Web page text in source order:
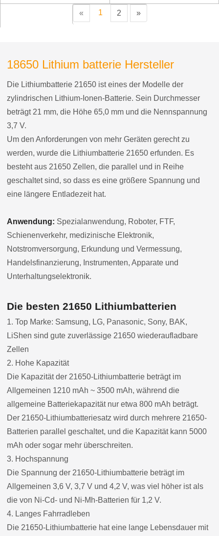
« 1 2 »
18650 Lithium batterie Hersteller
Die Lithiumbatterie 21650 ist eines der Modelle der
zylindrischen Lithium-Ionen-Batterie. Sein Durchmesser
beträgt 21 mm, die Höhe 65,0 mm und die Nennspannung
3,7 V.
Um den Anforderungen von mehr Geräten gerecht zu
werden, wurde die Lithiumbatterie 21650 erfunden. Es
besteht aus 21650 Zellen, die parallel und in Reihe
geschaltet sind, so dass es eine größere Spannung und
eine längere Entladezeit hat.
Anwendung: Spezialanwendung, Roboter, FTF,
Schienenverkehr, medizinische Elektronik,
Notstromversorgung, Erkundung und Vermessung,
Handelsfinanzierung, Instrumenten, Apparate und
Unterhaltungselektronik.
Die besten 21650 Lithiumbatterien
1. Top Marke: Samsung, LG, Panasonic, Sony, BAK,
LiShen sind gute zuverlässige 21650 wiederaufladbare
Zellen
2. Hohe Kapazität
Die Kapazität der 21650-Lithiumbatterie beträgt im
Allgemeinen 1210 mAh ~ 3500 mAh, während die
allgemeine Batteriekapazität nur etwa 800 mAh beträgt.
Der 21650-Lithiumbatteriesatz wird durch mehrere 21650-
Batterien parallel geschaltet, und die Kapazität kann 5000
mAh oder sogar mehr überschreiten.
3. Hochspannung
Die Spannung der 21650-Lithiumbatterie beträgt im
Allgemeinen 3,6 V, 3,7 V und 4,2 V, was viel höher ist als
die von Ni-Cd- und Ni-Mh-Batterien für 1,2 V.
4. Langes Fahrradleben
Die 21650-Lithiumbatterie hat eine lange Lebensdauer mit